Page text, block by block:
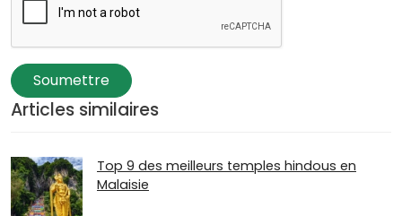
Soumettre
Articles similaires
Top 9 des meilleurs temples hindous en
Malaisie